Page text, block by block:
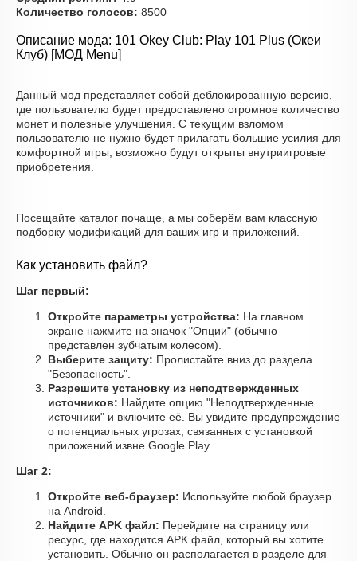
Количество голосов: 8500
Описание мода: 101 Okey Club: Play 101 Plus (Океи
Клуб) [МОД Menu]
Данный мод представляет собой деблокированную версию,
где пользователю будет предоставлено огромное количество
монет и полезные улучшения. С текущим взломом
пользователю не нужно будет прилагать большие усилия для
комфортной игры, возможно будут открыты внутриигровые
приобретения.
Посещайте каталог почаще, а мы соберём вам классную
подборку модификаций для ваших игр и приложений.
Как установить файл?
Шаг первый:
Откройте параметры устройства: На главном
экране нажмите на значок "Опции" (обычно
представлен зубчатым колесом).
Выберите защиту: Пролистайте вниз до раздела
"Безопасность".
Разрешите установку из неподтвержденных
источников: Найдите опцию "Неподтвержденные
источники" и включите её. Вы увидите предупреждение
о потенциальных угрозах, связанных с установкой
приложений извне Google Play.
Шаг 2:
Откройте веб-браузер: Используйте любой браузер
на Android.
Найдите APK файл: Перейдите на страницу или
ресурс, где находится APK файл, который вы хотите
установить. Обычно он располагается в разделе для